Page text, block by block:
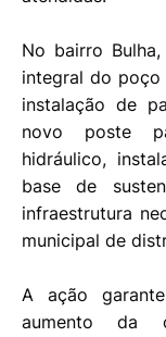
No bairro
integral do poço
instalação de
novo poste
hidráulico,
base de
infraestrutura
municipal de
A ação
aumento da